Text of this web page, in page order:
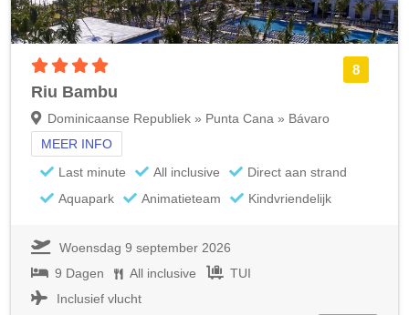
8
Riu Bambu
Dominicaanse Republiek » Punta Cana » Bávaro
MEER INFO
Last minute
All inclusive
Direct aan strand
Aquapark
Animatieteam Kindvriendelijk
Woensdag 9 september 2026
9 Dagen
All inclusive
TUI
Inclusief vlucht